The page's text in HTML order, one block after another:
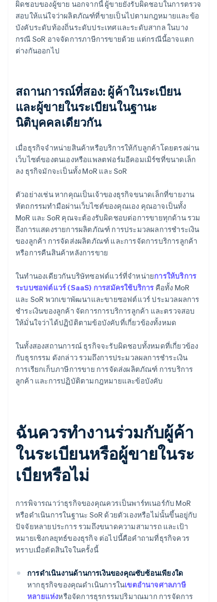
ผิดชอบของผู้ขาย นอกจากนี้ ผู้ขายยังรับผิดชอบในการตรวจ
สอบให้แน่ใจว่าผลิตภัณฑ์ที่ขายเป็นไปตามกฎหมายและข้อ
บังคับระดับท้องถิ่นระดับประเทศและระดับสากล ในบาง
กรณี SoR อาจจัดการภาษีการขายด้วย แต่กรณีนี้อาจแตก
ต่างกันออกไป
สถานการณ์ที่สอง: ผู้ค้าในระเบียน
และผู้ขายในระเบียนในฐานะ
นิติบุคคลเดียวกัน
เมื่อธุรกิจจําหน่ายสินค้าหรือบริการให้กับลูกค้าโดยตรงผ่าน
เว็บไซต์ของตนเองหรือแพลตฟอร์มอีคอมเมิร์ซที่ขนาดเล็ก
ลง ธุรกิจมักจะเป็นทั้ง MoR และ SoR
ตัวอย่างเช่น หากคุณเป็นเจ้าของธุรกิจขนาดเล็กที่ขายงาน
หัตถกรรมทำมือผ่านเว็บไซต์ของคุณเอง คุณอาจเป็นทั้ง
MoR และ SoR คุณจะต้องรับผิดชอบต่อการขายทุกด้าน รวม
ถึงการแสดงรายการผลิตภัณฑ์ การประมวลผลการชําระเงิน
ของลูกค้า การจัดส่งผลิตภัณฑ์ และการจัดการบริการลูกค้า
หรือการคืนสินค้าหลังการขาย
ในทํานองเดียวกันบริษัทซอฟต์แวร์ที่จําหน่ายการให้บริการ
ระบบซอฟต์แวร์ (SaaS) การสมัครใช้บริการคือทั้ง MoR
และ SoR พวกเขาพัฒนาและขายซอฟต์แวร์ ประมวลผลการ
ชําระเงินของลูกค้า จัดการการบริการลูกค้า และตรวจสอบ
ให้มั่นใจว่าได้ปฏิบัติตามข้อบังคับที่เกี่ยวข้องทั้งหมด
ในทั้งสองสถานการณ์ ธุรกิจจะรับผิดชอบทั้งหมดที่เกี่ยวข้อง
กับธุรกรรม ดังกล่าว รวมถึงการประมวลผลการชําระเงิน
การเรียกเก็บภาษีการขาย การจัดส่งผลิตภัณฑ์ การบริการ
ลูกค้า และการปฏิบัติตามกฎหมายและข้อบังคับ
ฉันควรทํางานร่วมกับผู้ค้า
ในระเบียนหรือผู้ขายในระ
เบียหรือไม่
การพิจารณาว่าธุรกิจของคุณควรเป็นพาร์ทเนอร์กับ MoR
หรือดําเนินการในฐานะ SoR ด้วยตัวเองหรือไม่นั้นขึ้นอยู่กับ
ปัจจัยหลายประการ รวมถึงขนาดความสามารถ และเป้า
หมายเชิงกลยุทธ์ของธุรกิจ ต่อไปนี้คือคําถามที่ธุรกิจควร
ทราบเมื่อตัดสินใจในครั้งนี้
การดําเนินงานด้านการเงินของคุณซับซ้อนเพียงใด
หากธุรกิจของคุณดำเนินการในเขตอำนาจศาลภาษี
หลายแห่งหรือจัดการธุรกรรมปริมาณมาก การจัดการ